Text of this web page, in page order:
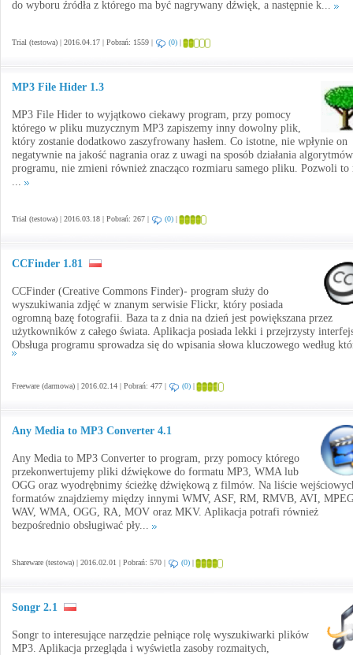
do wyboru źródła z którego ma być nagrywany dźwięk, a następnie k...
Trial (testowa) | 2016.04.17 | Pobrań: 1559 | (0) |
MP3 File Hider 1.3
MP3 File Hider to wyjątkowo ciekawy program, przy pomocy
którego w pliku muzycznym MP3 zapiszemy inny dowolny plik,
który zostanie dodatkowo zaszyfrowany hasłem. Co istotne, nie wpłynie on
negatywnie na jakość nagrania oraz z uwagi na sposób działania algorytmów
programu, nie zmieni również znacząco rozmiaru samego pliku. Pozwoli to
...
Trial (testowa) | 2016.03.18 | Pobrań: 267 | (0) |
CCFinder 1.81
CCFinder (Creative Commons Finder)- program służy do
wyszukiwania zdjęć w znanym serwisie Flickr, który posiada
ogromną bazę fotografii. Baza ta z dnia na dzień jest powiększana przez
użytkowników z całego świata. Aplikacja posiada lekki i przejrzysty
Obsługa programu sprowadza się do wpisania słowa kluczowego według
Freeware (darmowa) | 2016.02.14 | Pobrań: 477 | (0) |
Any Media to MP3 Converter 4.1
Any Media to MP3 Converter to program, przy pomocy którego
przekonwertujemy pliki dźwiękowe do formatu MP3, WMA lub
OGG oraz wyodrębnimy ścieżkę dźwiękową z filmów. Na liście
formatów znajdziemy między innymi WMV, ASF, RM, RMVB, AVI,
WAV, WMA, OGG, RA, MOV oraz MKV. Aplikacja potrafi również
bezpośrednio obsługiwać pły...
Shareware (testowa) | 2016.02.01 | Pobrań: 570 | (0) |
Songr 2.1
Songr to interesujące narzędzie pełniące rolę wyszukiwarki plików
MP3. Aplikacja przegląda i wyświetla zasoby rozmaitych,